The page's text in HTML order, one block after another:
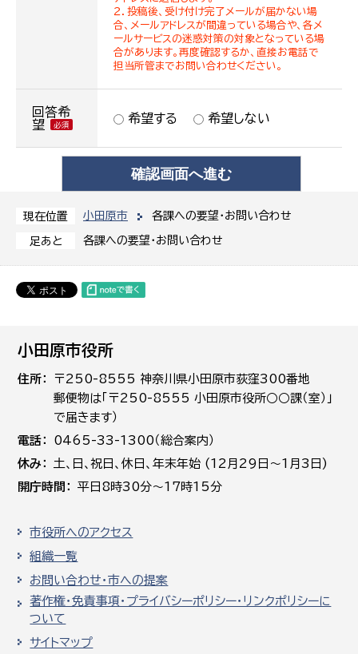
現在位置 小田原市 各課への要望・お問い合わせ
足あと 各課への要望・お問い合わせ
２．投稿後、受け付け完了メールが届かない場
合、メールアドレスが間違っている場合や、各メ
ールサービスの迷惑対策の対象となっている場
合があります。再度確認するか、直接お電話で
担当所管までお問い合わせください。
回答希
望
希望する 希望しない
小田原市役所
住所
〒250-8555 神奈川県小田原市荻窪300番地
郵便物は「〒250-8555 小田原市役所○○課（室）」
で届きます）
電話
0465-33-1300（総合案内）
休み
土､日､祝日、休日、年末年始 (12月29日～1月3日)
開庁時間
平日8時30分～17時15分
市役所へのアクセス
組織一覧
お問い合わせ・市への提案
著作権・免責事項・プライバシーポリシー・リンクポリシーに
ついて
サイトマップ